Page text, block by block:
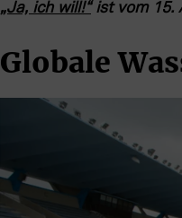
„Ja, ich will!“ ist vom 15.
Globale